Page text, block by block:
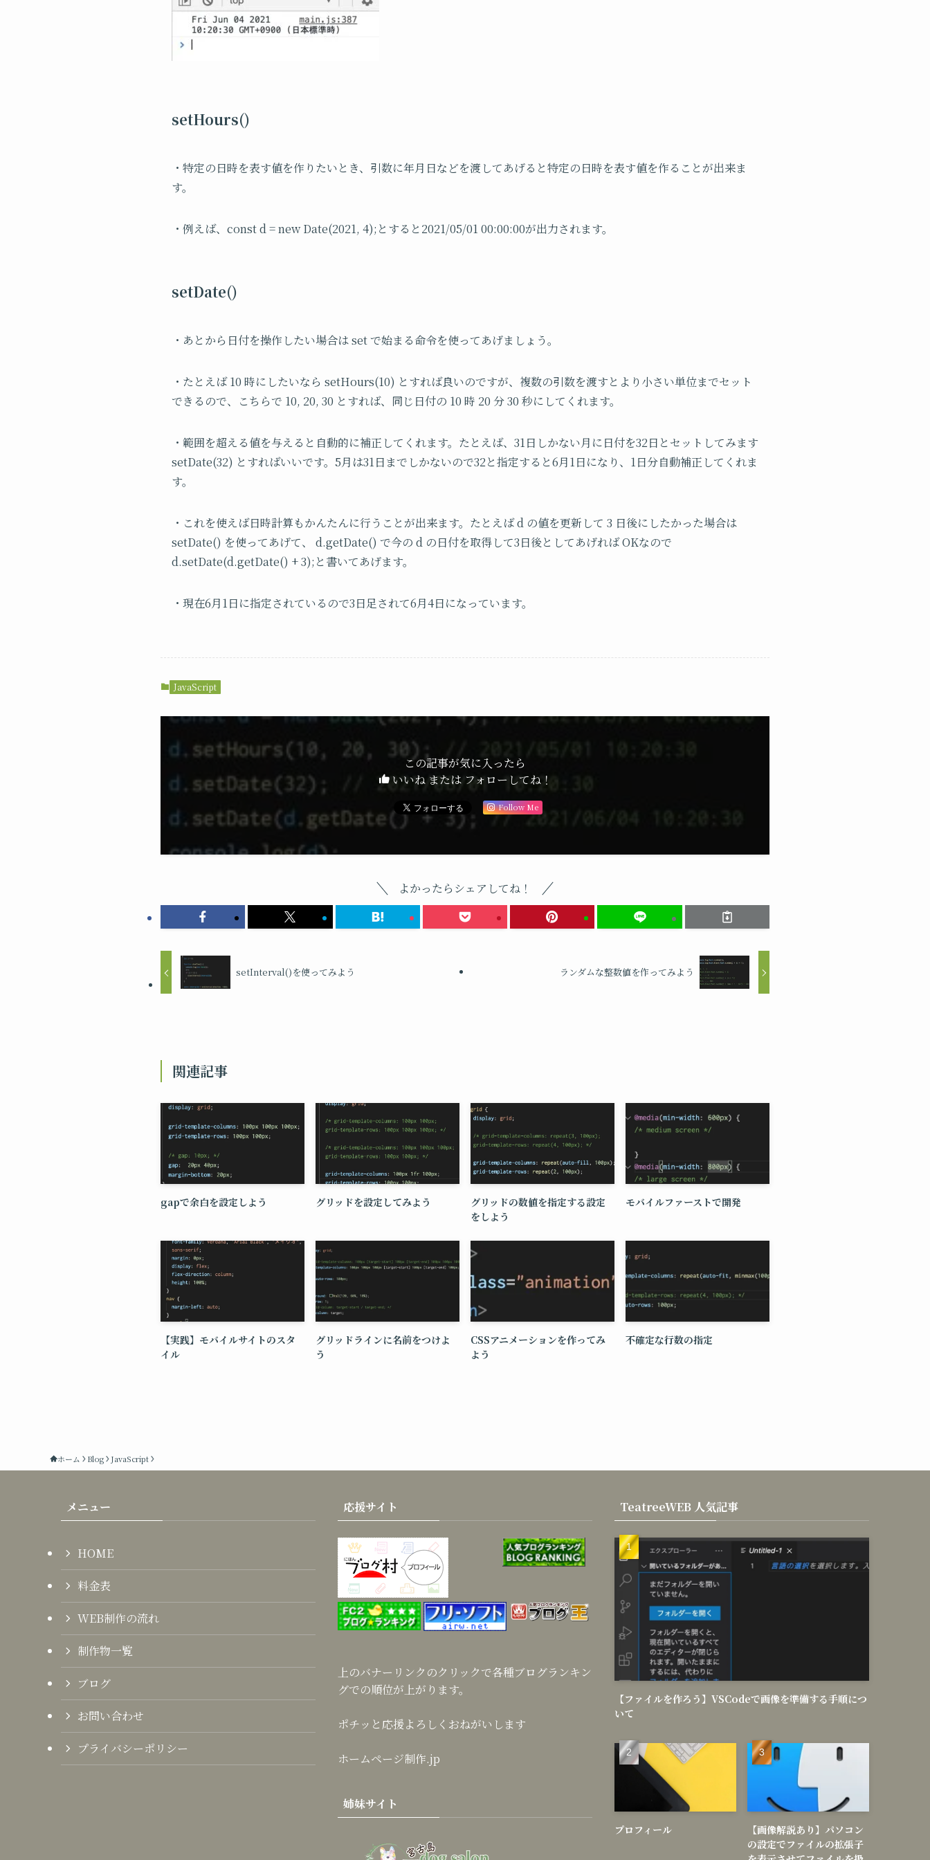
setHours()
・特定の日時を表す値を作りたいとき、引数に年月日などを渡してあげると特定の日時を表す値を作ることが出来ま
す。
・例えば、const d = new Date(2021, 4);とすると2021/05/01 00:00:00が出力されます。
setDate()
・あとから日付を操作したい場合は set で始まる命令を使ってあげましょう。
・たとえば 10 時にしたいなら setHours(10) とすれば良いのですが、複数の引数を渡すとより小さい単位までセット
できるので、こちらで 10, 20, 30 とすれば、同じ日付の 10 時 20 分 30 秒にしてくれます。
・範囲を超える値を与えると自動的に補正してくれます。たとえば、31日しかない月に日付を32日とセットしてみます
setDate(32) とすればいいです。5月は31日までしかないので32と指定すると6月1日になり、1日分自動補正してくれま
す。
・これを使えば日時計算もかんたんに行うことが出来ます。たとえば d の値を更新して 3 日後にしたかった場合は
setDate() を使ってあげて、 d.getDate() で今の d の日付を取得して3日後としてあげれば OKなので
d.setDate(d.getDate() + 3);と書いてあげます。
・現在6月1 日に指定されているので3日足されて6月4日になっています。
JavaScript
この記事が気に入ったら
いいね または フォローしてね！
Follow Me
よかったらシェアしてね！
setInterval()を使ってみよう ランダムな整数値を作ってみよう
関連記事
gapで余白を設定しよう グリッドを設定してみよう
グリッドの数値を指定する設定
をしよう
モバイルファーストで開発
【実践】モバイルサイトのスタ
イル
グリッドラインに名前をつけよ
う
CSSアニメーションを作ってみ
よう
不確定な行数の指定
ホーム Blog JavaScript
メニュー
HOME
料金表
WEB制作の流れ
制作物一覧
ブログ
お問い合わせ
プライバシーポリシー
応援サイト
上のバナーリンクのクリックで各種ブログランキン
グでの順位が上がります。
ポチッと応援よろしくおねがいします
ホームページ制作.jp
姉妹サイト
TeatreeWEB 人気記事
【ファイルを作ろう】VSCodeで画像を準備する手順につ
いて
プロフィール
【画像解説あり】パソコン
の設定でファイルの拡張子